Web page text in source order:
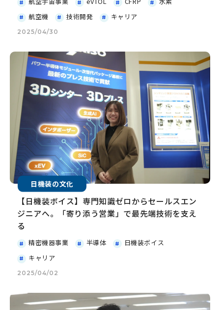
航空機
技術開発 キャリア
2025/04/30
日機装の文化
【日機装ボイス】専門知識ゼロからセールスエン
ジニアへ。「寄り添う営業」で最先端技術を支え
る
精密機器事業 半導体
日機装ボイス
キャリア
2025/04/02